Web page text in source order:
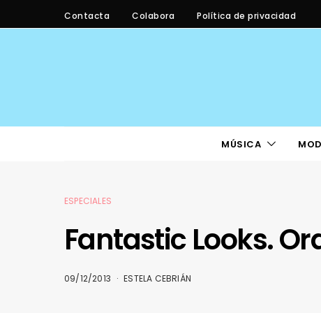
Contacta Colabora Política de privacidad
MÚSICA
ESPECIALES
Fantastic Looks.
09/12/2013 ESTELA CEBRIÁN